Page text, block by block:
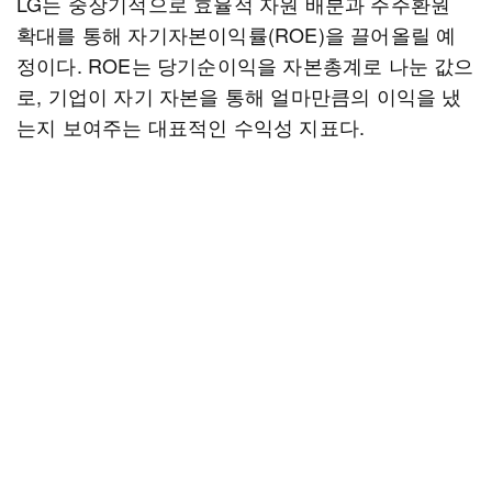
확대를 통해 자기자본이익률(ROE)을 끌어올릴 예
정이다. ROE는 당기순이익을 자본총계로 나눈 값으
로, 기업이 자기 자본을 통해 얼마만큼의 이익을 냈
는지 보여주는 대표적인 수익성 지표다.